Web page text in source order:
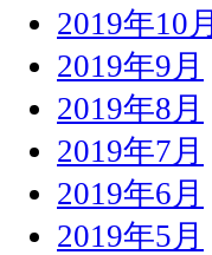
2019年10月
2019年9月
2019年8月
2019年7月
2019年6月
2019年5月